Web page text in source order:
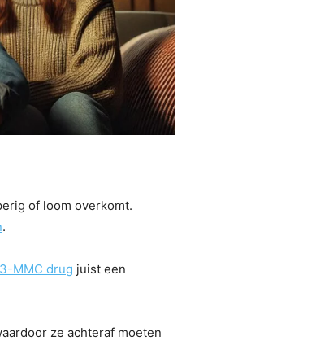
of loom overkomt.
.
3-MMC drug juist een
ze achteraf moeten